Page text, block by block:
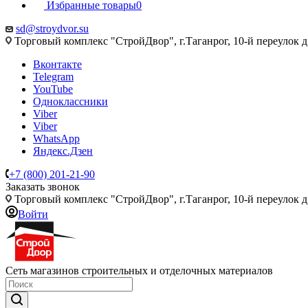
Избранные товары0
sd@stroydvor.su
Торговый комплекс "СтройДвор", г.Таганрог, 10-й переулок
Вконтакте
Telegram
YouTube
Одноклассники
Viber
Viber
WhatsApp
Яндекс.Дзен
+7 (800) 201-21-90
Заказать звонок
Торговый комплекс "СтройДвор", г.Таганрог, 10-й переулок
Войти
Сеть магазинов строительных и отделочных материалов